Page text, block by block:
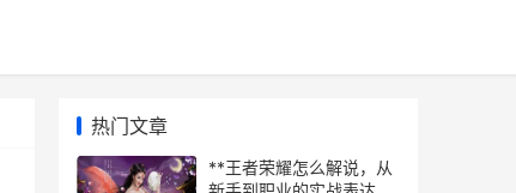
热门文章
**王者荣耀怎么解说，从